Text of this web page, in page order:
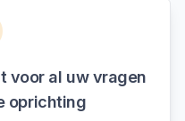
voor al uw vragen
oprichting